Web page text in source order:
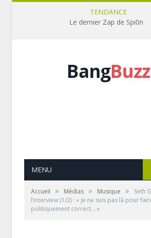
TENDANCE
Le dernier Zap de Spi0n
BangBuzz
MENU
Accueil » Médias » Musique »
Seth
l’interview (1/2) : « Je ne suis pas là pour
politiquement correct… »